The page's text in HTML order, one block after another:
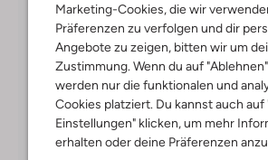
Marketing-Cookies, die wir
Präferenzen zu verfolgen und dir
Angebote zu zeigen, bitten wir um
Zustimmung. Wenn du auf
werden nur die funktionalen und
Cookies platziert. Du kannst auch auf
Einstellungen" klicken, um mehr
erhalten oder deine Präferenzen